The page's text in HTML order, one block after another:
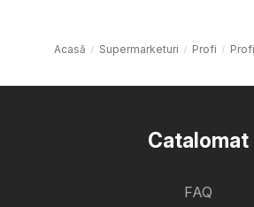
Acasă Supermarketuri Profi
Catalomat
FAQ